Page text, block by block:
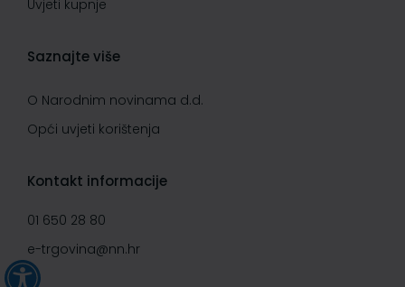
Uvjeti kupnje
Saznajte više
O Narodnim novinama d.d.
Opći uvjeti korištenja
Kontakt informacije
01 650 28 80
e-trgovina@nn.hr